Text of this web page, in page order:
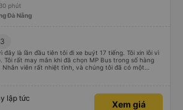
phút
Đà Nẵng
đây là lần đầu tiên tôi đi xe buýt 17 tiếng. Tôi xin lỗi vì
Tôi rất may mắn khi đã chọn MP Bus trong số hàng
viên rất nhiệt tình, và chúng tôi đã có một
mái. Chúng tôi thậm chí còn được nghỉ ăn. Điều
lịch an toàn và thoải mái ở một đất nước xa lạ, MP
chọn hàng đầu của bạn. ;)
lập tức
Xem giá